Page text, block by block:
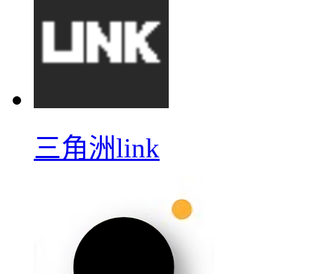
三角洲link